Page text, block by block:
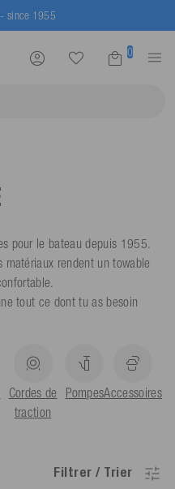
since 1955
0
pour le bateau depuis 1955.
matériaux rendent un towable
tout ce dont tu as besoin
Cordes de
traction
PompesAccessoires
Filtrer / Trier